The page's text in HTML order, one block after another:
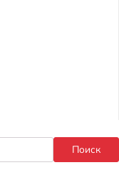
Поиск